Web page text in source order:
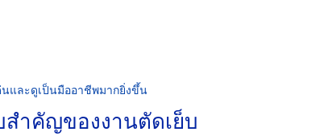
และดูเป็นมืออาชีพมากยิ่งขึ้น
สำคัญของงานตัดเย็บ